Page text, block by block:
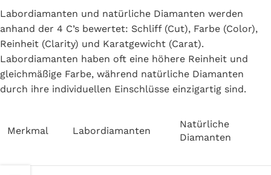
Labordiamanten und natürliche Diamanten werden
anhand der 4 C’s bewertet: Schliff (Cut), Farbe (Color),
Reinheit (Clarity) und Karatgewicht (Carat).
Labordiamanten haben oft eine höhere Reinheit und
gleichmäßige Farbe, während natürliche Diamanten
durch ihre individuellen Einschlüsse einzigartig sind.
Merkmal Labordiamanten
Natürliche
Diamanten